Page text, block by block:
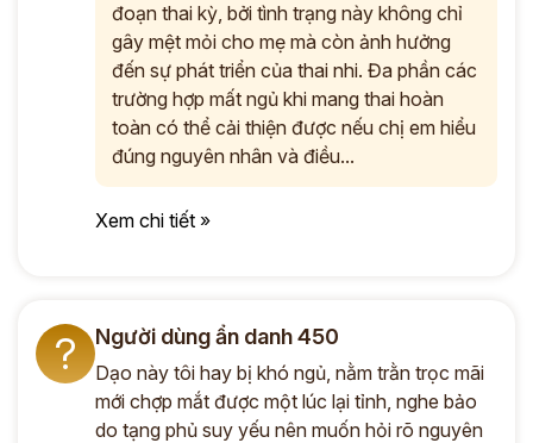
đoạn thai kỳ, bởi tình trạng này không chỉ
gây mệt mỏi cho mẹ mà còn ảnh hưởng
đến sự phát triển của thai nhi. Đa phần các
trường hợp mất ngủ khi mang thai hoàn
toàn có thể cải thiện được nếu chị em hiểu
đúng nguyên nhân và điều...
Xem chi tiết »
? Người dùng ẩn danh 450
Dạo này tôi hay bị khó ngủ, nằm trằn trọc mãi
mới chợp mắt được một lúc lại tỉnh, nghe bảo
do tạng phủ suy yếu nên muốn hỏi rõ nguyên